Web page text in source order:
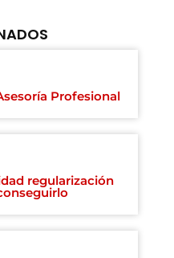
Profesional
regularización